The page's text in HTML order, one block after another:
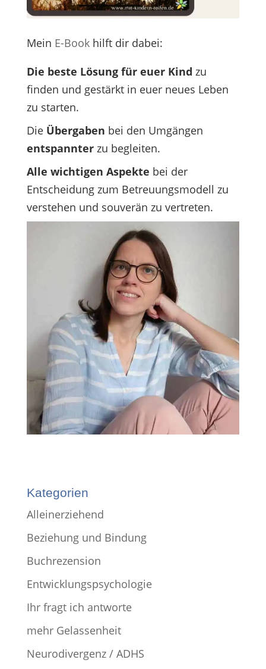
Mein E-Bookhilft dir dabei:
Die beste Lösung für euer Kind zu
finden und gestärkt in euer neues Leben
zu starten.
Die Übergaben bei den Umgängen
entspannterzu begleiten.
Alle wichtigen Aspekte bei der
Entscheidung zum Betreuungsmodell zu
verstehen und souverän zu vertreten.
Kategorien
Alleinerziehend
Beziehung und Bindung
Buchrezension
Entwicklungspsychologie
Ihr fragt ich antworte
mehr Gelassenheit
Neurodivergenz / ADHS